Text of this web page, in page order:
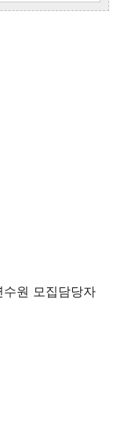
원 모집담당자